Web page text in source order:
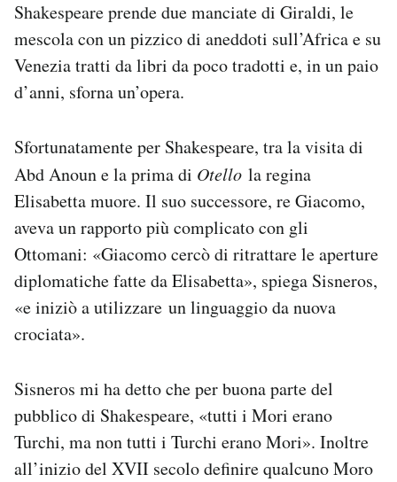
Shakespeare prende due manciate di Giraldi, le
mescola con un pizzico di aneddoti sull’Africa e su
Venezia tratti da libri da poco tradotti e, in un paio
d’anni, sforna un’opera.
Sfortunatamente per Shakespeare, tra la visita di
Abd Anoun e la prima di Otello la regina
Elisabetta muore. Il suo successore, re Giacomo,
aveva un rapporto più complicato con gli
Ottomani: «Giacomo cercò di ritrattare le aperture
diplomatiche fatte da Elisabetta», spiega Sisneros,
«e iniziò a utilizzare un linguaggio da nuova
crociata».
Sisneros mi ha detto che per buona parte del
pubblico di Shakespeare, «tutti i Mori erano
Turchi, ma non tutti i Turchi erano Mori». Inoltre
all’inizio del XVII secolo definire qualcuno Moro